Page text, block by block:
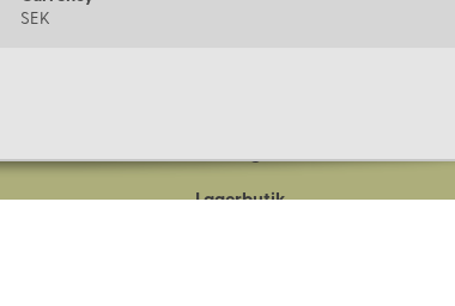
SEK
Företagets historia
Lagerbutik